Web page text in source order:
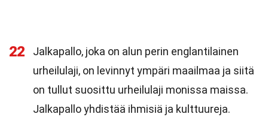
22
Jalkapallo, joka on alun perin englantilainen
urheilulaji, on levinnyt ympäri maailmaa ja siitä
on tullut suosittu urheilulaji monissa maissa.
Jalkapallo yhdistää ihmisiä ja kulttuureja.